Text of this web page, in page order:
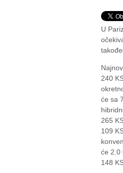
U
240
će sa
265
109
će 2.0
148